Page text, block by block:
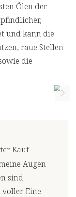
Ölen der
und kann die
raue Stellen
die
Kauf
Augen
sind
Eine